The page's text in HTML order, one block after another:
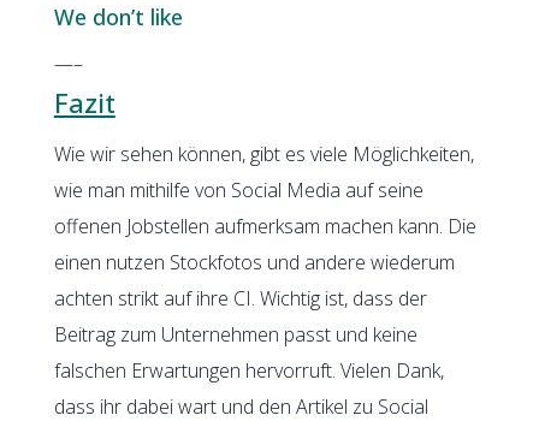
We don’t like
—–
Fazit
Wie wir sehen können, gibt es viele Möglichkeiten,
wie man mithilfe von Social Media auf seine
offenen Jobstellen aufmerksam machen kann. Die
einen nutzen Stockfotos und andere wiederum
achten strikt auf ihre CI. Wichtig ist, dass der
Beitrag zum Unternehmen passt und keine
falschen Erwartungen hervorruft. Vielen Dank,
dass ihr dabei wart und den Artikel zu Social